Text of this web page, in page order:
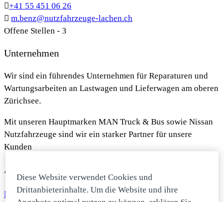
+41 55 451 06 26
m.benz@nutzfahrzeuge-lachen.ch
Offene Stellen - 3
Unternehmen
Wir sind ein führendes Unternehmen für Reparaturen und
Wartungsarbeiten an Lastwagen und Lieferwagen am oberen
Zürichsee.
Mit unseren Hauptmarken MAN Truck & Bus sowie Nissan
Nutzfahrzeuge sind wir ein starker Partner für unsere
Kunden
Aktuelle Jobs
Diese Website verwendet Cookies und
Drittanbieterinhalte. Um die Website und ihre